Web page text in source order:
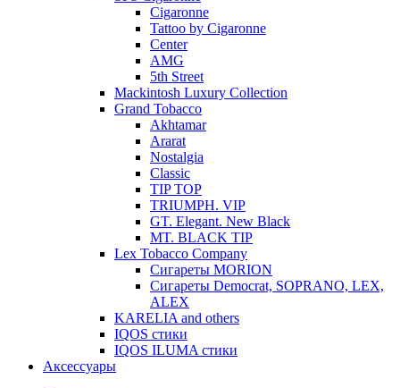
Сigaronne
Tattoo by Cigaronne
Center
AMG
5th Street
Mackintosh Luxury Collection
Grand Tobacco
Akhtamar
Ararat
Nostalgia
Classic
TIP TOP
TRIUMPH. VIP
GT. Elegant. New Black
MT. BLACK TIP
Lex Tobacco Company
Сигареты MORION
Сигареты Democrat, SOPRANO, LEX,
ALEX
KARELIA and others
IQOS стики
IQOS ILUMA стики
Аксессуары